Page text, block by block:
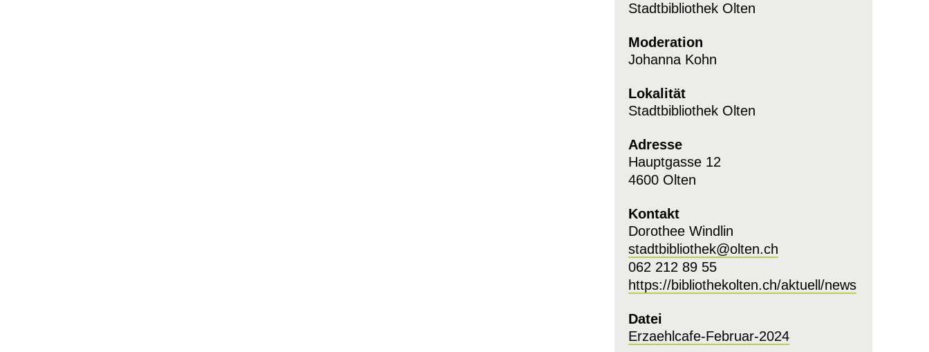
Stadtbibliothek Olten
Moderation
Johanna Kohn
Lokalität
Stadtbibliothek Olten
Adresse
Hauptgasse 12
4600 Olten
Kontakt
Dorothee Windlin
stadtbibliothek@olten.ch
062 212 89 55
https://bibliothekolten.ch/aktuell/news
Datei
Erzaehlcafe-Februar-2024